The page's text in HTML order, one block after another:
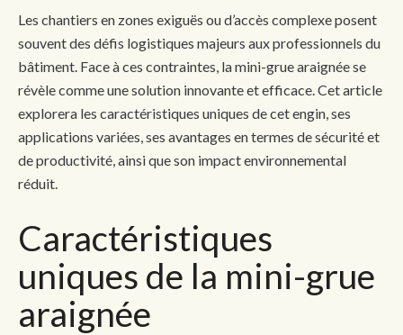
Les chantiers en zones exiguës ou d’accès complexe posent
souvent des défis logistiques majeurs aux professionnels du
bâtiment. Face à ces contraintes, la mini-grue araignée se
révèle comme une solution innovante et efficace. Cet article
explorera les caractéristiques uniques de cet engin, ses
applications variées, ses avantages en termes de sécurité et
de productivité, ainsi que son impact environnemental
réduit.
Caractéristiques
uniques de la mini-grue
araignée